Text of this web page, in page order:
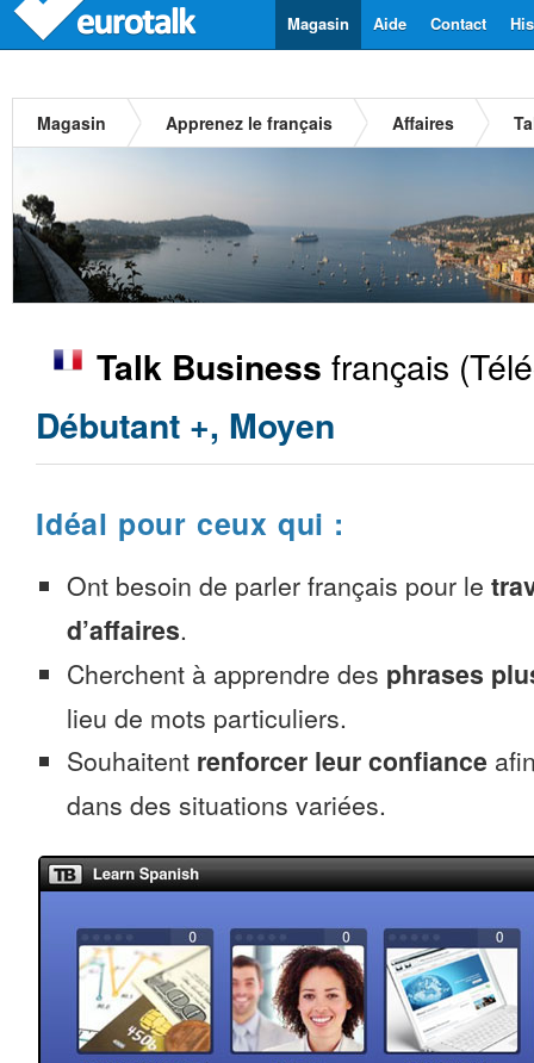
Contact
Aide
Magasin
Magasin Apprenez le français Affaires
Talk Business français
Débutant +, Moyen
Idéal pour ceux qui :
Ont besoin de parler français pour le
d’affaires.
Cherchent à apprendre des phrases
lieu de mots particuliers.
Souhaitent renforcer leur confiance
dans des situations variées.